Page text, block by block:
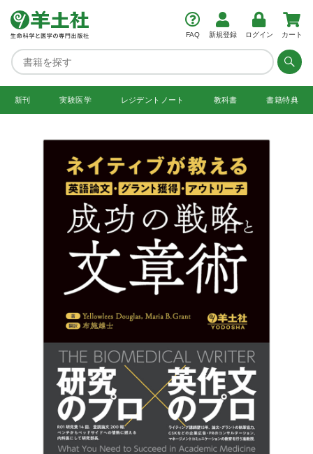
FAQ 新規登録 ログイン カート
新刊 実験医学 レジデント ノート 教科書 書籍特典